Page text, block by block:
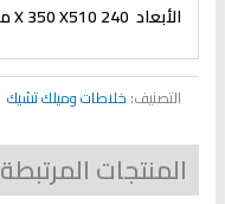
الأبعاد 240
X350X510 ملى
التصنيف: خلاطات وميلك تشيك
المنتجات المرتبطة